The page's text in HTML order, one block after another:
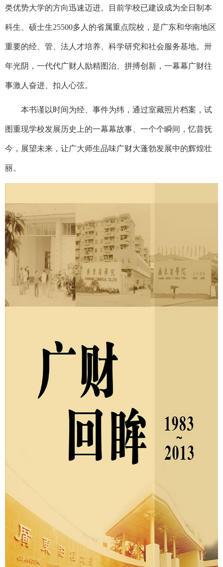
类优势大学的方向迅速迈进。目前学校已建设成为全日制本
科生、硕士生25500多人的省属重点院校，是广东和华南地区
重要的经、管、法人才培养、科学研究和社会服务基地。卅
年光阴，一代代广财人励精图治、拼搏创新，一幕幕广财往
事激人奋进、扣人心弦。
本书谨以时间为经、事件为纬，通过室藏照片档案，试
图重现学校发展历史上的一幕幕故事、一个个瞬间，忆昔抚
今，展望未来，让广大师生品味广财大蓬勃发展中的辉煌壮
丽。